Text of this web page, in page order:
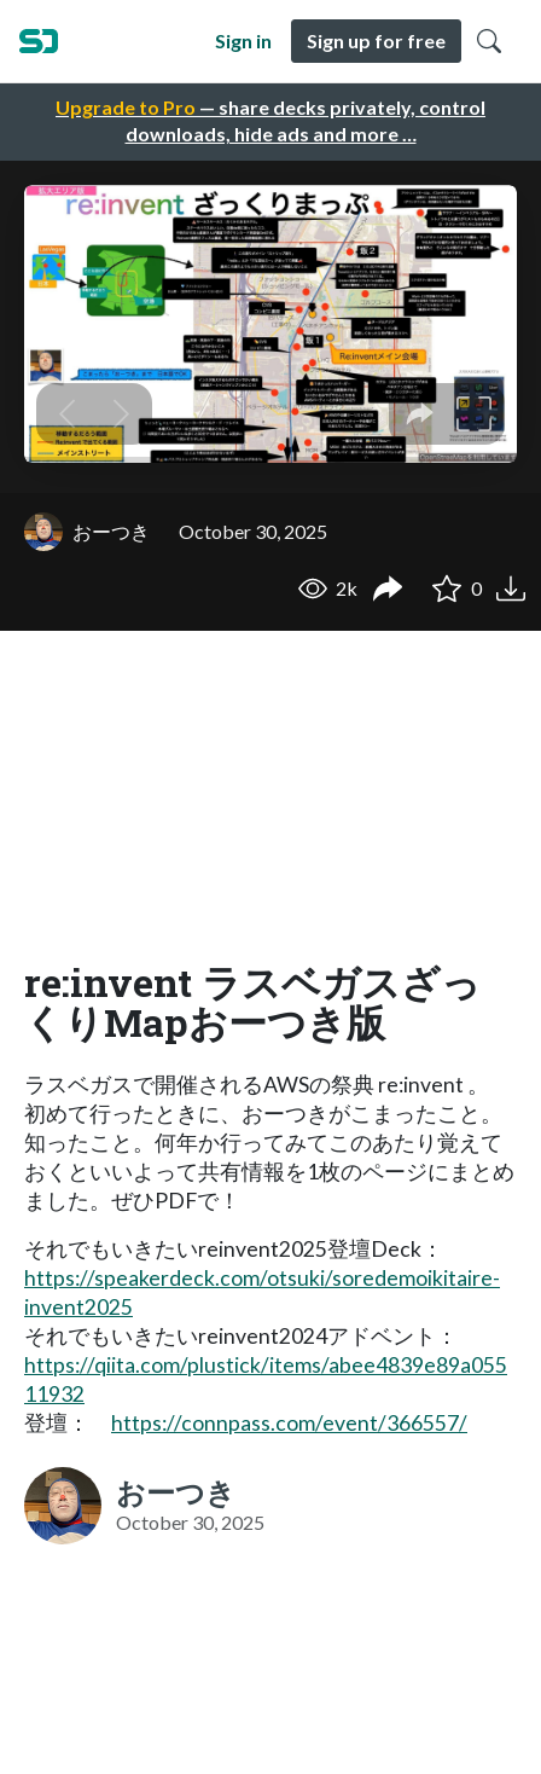
Upgrade to Pro — share decks privately, control
downloads, hide ads and more …
Sign in Sign up for free
おーつき October 30, 2025
2k 0
re:invent ラスベガスざっ
くりMapおーつき版
ラスベガスで開催されるAWSの祭典 re:invent 。
初めて行ったときに、おーつきがこまったこと。
知ったこと。何年か行ってみてこのあたり覚えて
おくといいよって共有情報を1枚のページにまとめ
ました。ぜひPDFで！
それでもいきたいreinvent2025登壇Deck：
https://speakerdeck.com/otsuki/soredemoikitaire-
invent2025
それでもいきたいreinvent2024アドベント：
https://qiita.com/plustick/items/abee4839e89a055
11932
登壇： https://connpass.com/event/366557/
おーつき
October 30, 2025